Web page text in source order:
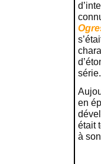
série.
en
était
à